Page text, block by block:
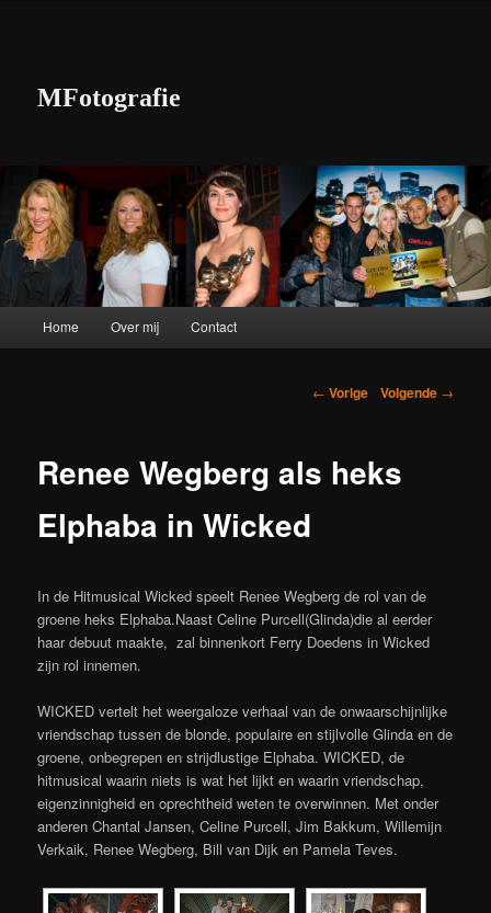
MFotografie
Spring naar de primaire inhoud
Spring naar de secundaire inhoud
Home Over mij Contact
← Vorige Volgende →
Renee Wegberg als heks
Elphaba in Wicked
In de Hitmusical Wicked speelt Renee Wegberg de rol van de
groene heks Elphaba.Naast Celine Purcell(Glinda)die al eerder
haar debuut maakte, zal binnenkort Ferry Doedens in Wicked
zijn rol innemen.
WICKED vertelt het weergaloze verhaal van de onwaarschijnlijke
vriendschap tussen de blonde, populaire en stijlvolle Glinda en de
groene, onbegrepen en strijdlustige Elphaba. WICKED, de
hitmusical waarin niets is wat het lijkt en waarin vriendschap,
eigenzinnigheid en oprechtheid weten te overwinnen. Met onder
anderen Chantal Jansen, Celine Purcell, Jim Bakkum, Willemijn
Verkaik, Renee Wegberg, Bill van Dijk en Pamela Teves.